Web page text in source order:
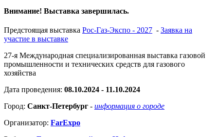
Внимание! Выставка завершилась.
Предстоящая выставка Рос-Газ-Экспо - 2027 - Заявка на
участие в выставке
27-я Международная специализированная выставка газовой
промышленности и технических средств для газового
хозяйства
Дата проведения: 08.10.2024 - 11.10.2024
Город: Санкт-Петербург - информация о городе
Организатор: FarExpo